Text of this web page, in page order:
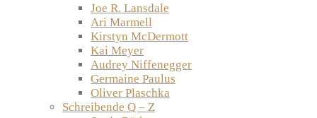
Joe R. Lansdale
Ari Marmell
Kirstyn McDermott
Kai Meyer
Audrey Niffenegger
Germaine Paulus
Oliver Plaschka
Schreibende Q – Z